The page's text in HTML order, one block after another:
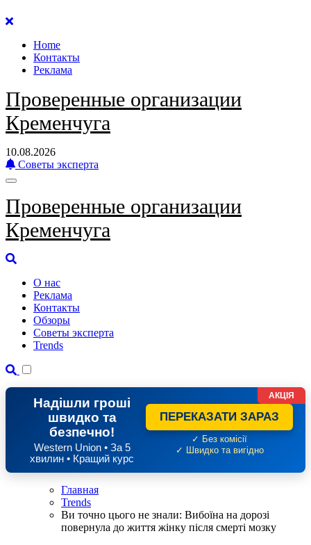
Перейти
содержанию
Home
Контакты
Реклама
Проверенные организации
Кременчуга
10.08.2026
Советы эксперта
Проверенные организации
Кременчуга
О нас
Реклама
Контакты
Обзоры
Советы эксперта
Trends
Надішли гроші
швидко та
безпечно!
Western Union • За 5
хвилин • Кращий курс
ПЕРЕКАЗАТИ ЗАРАЗ
✓ Без комісії
✓ Швидко та вигідно
АКЦІЯ
Главная
Trends
Ви точно цього не знали: Вибоїна на дорозі
повернула до життя жінку після смерті мозку